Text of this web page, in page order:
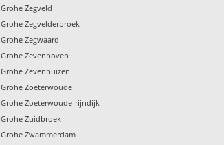
Grohe Zegveld
Grohe Zegvelderbroek
Grohe Zegwaard
Grohe Zevenhoven
Grohe Zevenhuizen
Grohe Zoeterwoude
Grohe Zoeterwoude-rijndijk
Grohe Zuidbroek
Grohe Zwammerdam